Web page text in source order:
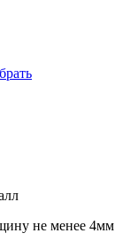
не менее 4мм